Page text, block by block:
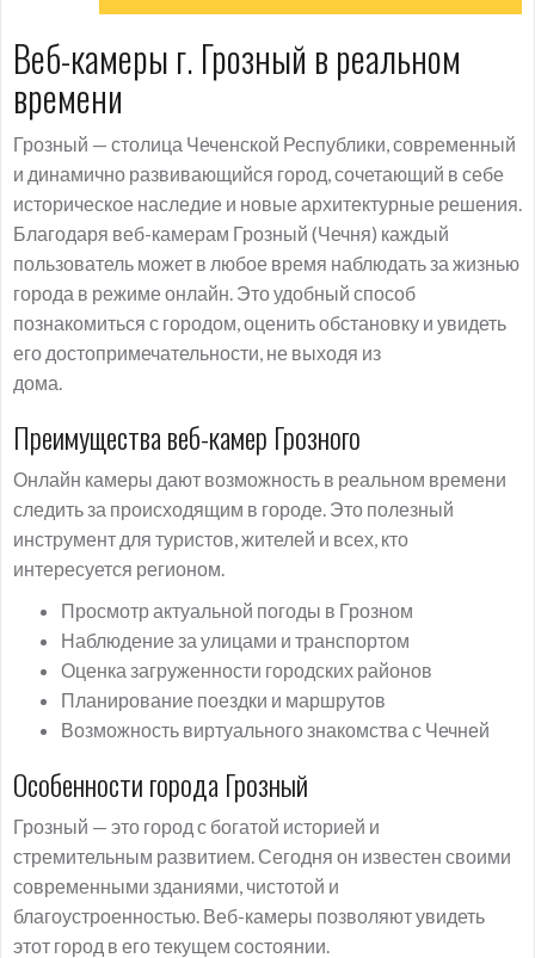
Веб-камеры г. Грозный в реальном
времени
Грозный — столица Чеченской Республики, современный
и динамично развивающийся город, сочетающий в себе
историческое наследие и новые архитектурные решения.
Благодаря веб-камерам Грозный (Чечня) каждый
пользователь может в любое время наблюдать за жизнью
города в режиме онлайн. Это удобный способ
познакомиться с городом, оценить обстановку и увидеть
его достопримечательности, не выходя из
дома.
Преимущества веб-камер Грозного
Онлайн камеры дают возможность в реальном времени
следить за происходящим в городе. Это полезный
инструмент для туристов, жителей и всех, кто
интересуется регионом.
Просмотр актуальной погоды в Грозном
Наблюдение за улицами и транспортом
Оценка загруженности городских районов
Планирование поездки и маршрутов
Возможность виртуального знакомства с Чечней
Особенности города Грозный
Грозный — это город с богатой историей и
стремительным развитием. Сегодня он известен своими
современными зданиями, чистотой и
благоустроенностью. Веб-камеры позволяют увидеть
этот город в его текущем состоянии.